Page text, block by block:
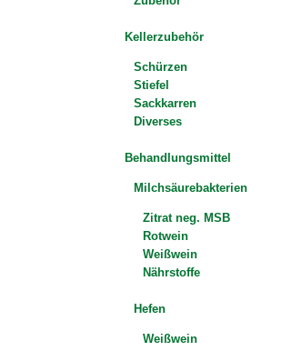
Kellerzubehör
Schürzen
Stiefel
Sackkarren
Diverses
Behandlungsmittel
Milchsäurebakterien
Zitrat neg. MSB
Rotwein
Weißwein
Nährstoffe
Hefen
Weißwein